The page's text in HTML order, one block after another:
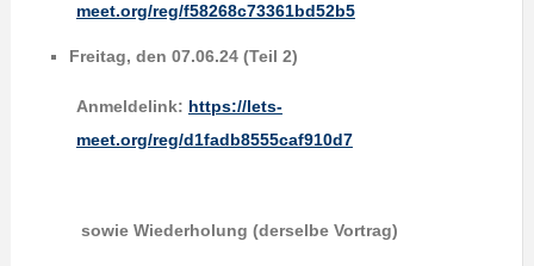
meet.org/reg/f58268c73361bd52b5
Freitag, den 07.06.24 (Teil 2)
Anmeldelink: https://lets-
meet.org/reg/d1fadb8555caf910d7
sowie Wiederholung (derselbe Vortrag)